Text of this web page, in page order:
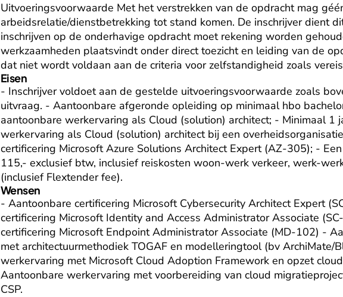
Uitvoeringsvoorwaarde Met het verstrekken van de opdracht mag
arbeidsrelatie/dienstbetrekking tot stand komen. De inschrijver dient
inschrijven op de onderhavige opdracht moet rekening worden
werkzaamheden plaatsvindt onder direct toezicht en leiding van de
dat niet wordt voldaan aan de criteria voor zelfstandigheid zoals
Eisen
- Inschrijver voldoet aan de gestelde uitvoeringsvoorwaarde zoals
uitvraag. - Aantoonbare afgeronde opleiding op minimaal hbo
aantoonbare werkervaring als Cloud (solution) architect; - Minimaal 1
werkervaring als Cloud (solution) architect bij een
certificering Microsoft Azure Solutions Architect Expert (AZ-305); -
115,- exclusief btw, inclusief reiskosten woon-werk verkeer, werk-
(inclusief Flextender fee).
Wensen
- Aantoonbare certificering Microsoft Cybersecurity Architect Expert
certificering Microsoft Identity and Access Administrator Associate
certificering Microsoft Endpoint Administrator Associate (MD-102) -
met architectuurmethodiek TOGAF en modelleringtool (bv ArchiMate/
werkervaring met Microsoft Cloud Adoption Framework en opzet
Aantoonbare werkervaring met voorbereiding van cloud
CSP.